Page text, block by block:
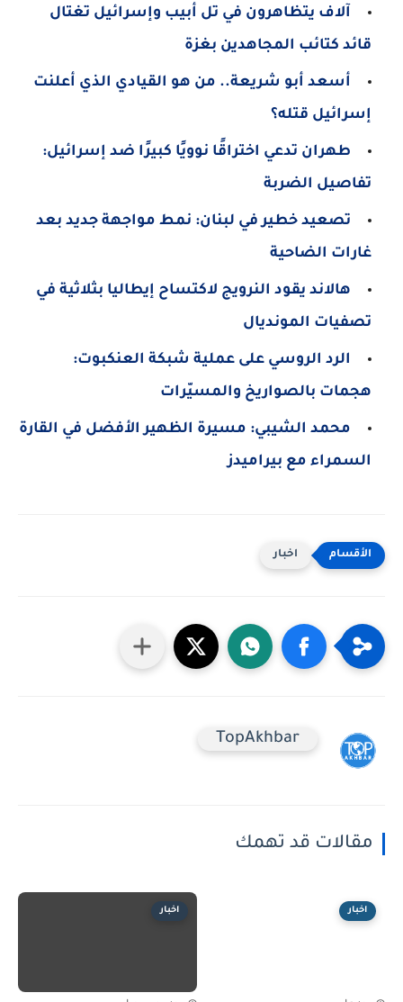
آلاف يتظاهرون في تل أبيب وإسرائيل تغتال
قائد كتائب المجاهدين بغزة
أسعد أبو شريعة.. من هو القيادي الذي أعلنت
إسرائيل قتله؟
طهران تدعي اختراقًا نوويًا كبيرًا ضد إسرائيل:
تفاصيل الضربة
تصعيد خطير في لبنان: نمط مواجهة جديد بعد
غارات الضاحية
هالاند يقود النرويج لاكتساح إيطاليا بثلاثية في
تصفيات المونديال
الرد الروسي على عملية شبكة العنكبوت:
هجمات بالصواريخ والمسيّرات
محمد الشيبي: مسيرة الظهير الأفضل في القارة
السمراء مع بيراميدز
اخبار
TopAkhbar
مقالات قد تهمك
اخبار اخبار